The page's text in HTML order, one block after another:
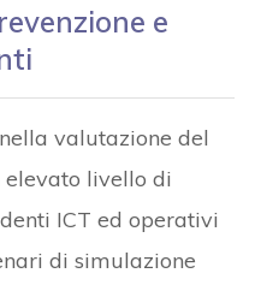
e
valutazione del
elevato livello di
ICT ed operativi
di simulazione